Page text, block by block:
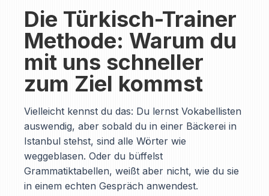
Die Türkisch-Trainer
Methode: Warum du
mit uns schneller
zum Ziel kommst
Vielleicht kennst du das: Du lernst Vokabellisten
auswendig, aber sobald du in einer Bäckerei in
Istanbul stehst, sind alle Wörter wie
weggeblasen. Oder du büffelst
Grammatiktabellen, weißt aber nicht, wie du sie
in einem echten Gespräch anwendest.